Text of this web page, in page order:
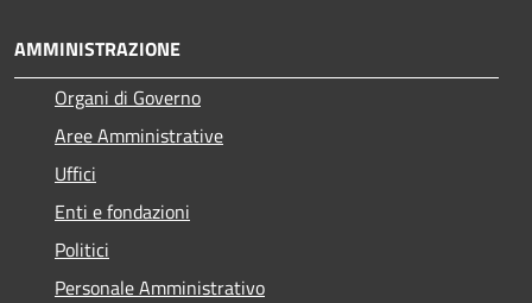
AMMINISTRAZIONE
Organi di Governo
Aree Amministrative
Uffici
Enti e fondazioni
Politici
Personale Amministrativo